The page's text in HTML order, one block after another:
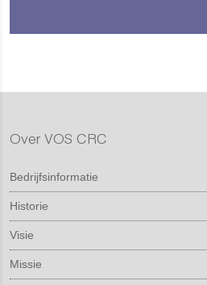
Over VOS CRC
Bedrijfsinformatie
Historie
Visie
Missie